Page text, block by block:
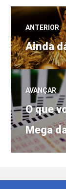
de
Post
ANTERIOR
Post
Ainda
AVANÇAR
post:
O que
Mega